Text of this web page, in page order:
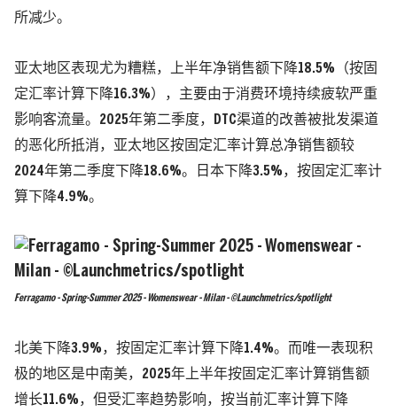
所减少。
亚太地区表现尤为糟糕，上半年净销售额下降18.5%（按固
定汇率计算下降16.3%），主要由于消费环境持续疲软严重
影响客流量。2025年第二季度，DTC渠道的改善被批发渠道
的恶化所抵消，亚太地区按固定汇率计算总净销售额较
2024年第二季度下降18.6%。日本下降3.5%，按固定汇率计
算下降4.9%。
Ferragamo - Spring-Summer 2025 - Womenswear - Milan - ©Launchmetrics/spotlight
北美下降3.9%，按固定汇率计算下降1.4%。而唯一表现积
极的地区是中南美，2025年上半年按固定汇率计算销售额
增长11.6%，但受汇率趋势影响，按当前汇率计算下降